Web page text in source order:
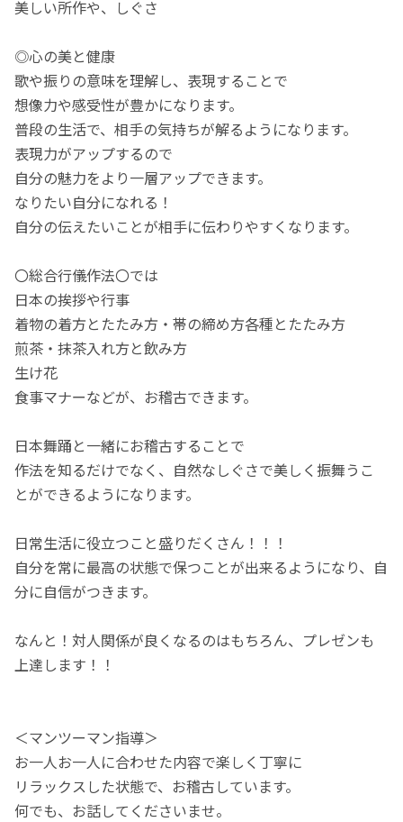
美しい所作や、しぐさ
◎心の美と健康
歌や振りの意味を理解し、表現することで
想像力や感受性が豊かになります。
普段の生活で、相手の気持ちが解るようになります。
表現力がアップするので
自分の魅力をより一層アップできます。
なりたい自分になれる！
自分の伝えたいことが相手に伝わりやすくなります。
〇総合行儀作法〇では
日本の挨拶や行事
着物の着方とたたみ方・帯の締め方各種とたたみ方
煎茶・抹茶入れ方と飲み方
生け花
食事マナーなどが、お稽古できます。
日本舞踊と一緒にお稽古することで
作法を知るだけでなく、自然なしぐさで美しく振舞うこ
とができるようになります。
日常生活に役立つこと盛りだくさん！！！
自分を常に最高の状態で保つことが出来るようになり、自
分に自信がつきます。
なんと！対人関係が良くなるのはもちろん、プレゼンも
上達します！！
＜マンツーマン指導＞
お一人お一人に合わせた内容で楽しく丁寧に
リラックスした状態で、お稽古しています。
何でも、お話してくださいませ。